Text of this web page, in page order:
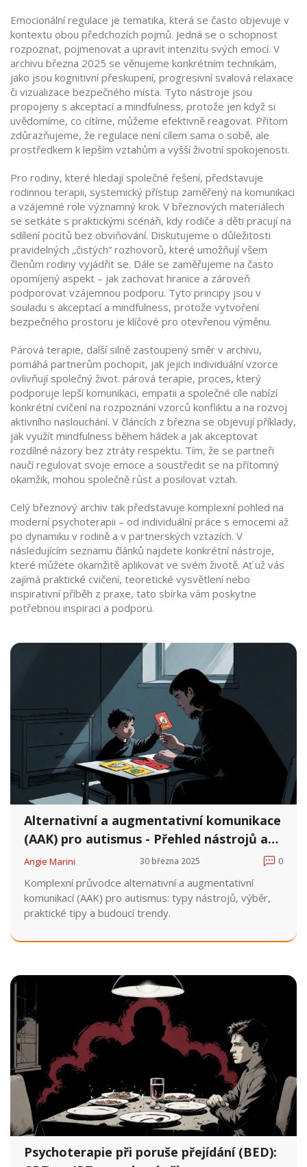
Emocionální regulace je tematika, která se často objevuje v
kontextu obou předchozích pojmů. Jedná se o schopnost
rozpoznat, pojmenovat a upravit intenzitu svých emocí. V
archivu března 2025 se věnujeme konkrétním technikám,
jako jsou kognitivní přeskupení, progresivní svalová relaxace
či vizualizace bezpečného místa. Tyto nástroje jsou
propojeny s akceptací a mindfulness, protože jen když si
uvědomíme, co cítíme, můžeme efektivně reagovat. Přitom
zdůrazňujeme, že regulace není cílem sama o sobě, ale
prostředkem k lepším vztahům a vyšší životní spokojenosti.
Pro rodiny, které hledají společné řešení, představuje
rodinnou terapii, systemický přístup zaměřený na komunikaci
a vzájemné role významný krok. V březnových materiálech
se setkáte s praktickými scénáři, kdy rodiče a děti pracují na
sdílení pocitů bez obviňování. Diskutujeme o důležitosti
pravidelných „čistých“ rozhovorů, které umožňují všem
členům rodiny vyjádřit se. Dále se zaměřujeme na často
opomíjený aspekt – jak zachovat hranice a zároveň
podporovat vzájemnou podporu. Tyto principy jsou v
souladu s akceptací a mindfulness, protože vytvoření
bezpečného prostoru je klíčové pro otevřenou výměnu.
Párová terapie, další silně zastoupený směr v archivu,
pomáhá partnerům pochopit, jak jejich individuální vzorce
ovlivňují společný život. párová terapie, proces, který
podporuje lepší komunikaci, empatii a společné cíle nabízí
konkrétní cvičení na rozpoznání vzorců konfliktu a na rozvoj
aktivního naslouchání. V článcích z března se objevují příklady,
jak využít mindfulness během hádek a jak akceptovat
rozdílné názory bez ztráty respektu. Tím, že se partneři
naučí regulovat svoje emoce a soustředit se na přítomný
okamžik, mohou společně růst a posilovat vztah.
Celý březnový archiv tak představuje komplexní pohled na
moderní psychoterapii – od individuální práce s emocemi až
po dynamiku v rodině a v partnerských vztazích. V
následujícím seznamu článků najdete konkrétní nástroje,
které můžete okamžitě aplikovat ve svém životě. Ať už vás
zajímá praktické cvičení, teoretické vysvětlení nebo
inspirativní příběh z praxe, tato sbírka vám poskytne
potřebnou inspiraci a podporu.
Alternativní a augmentativní komunikace
(AAK) pro autismus - Přehled nástrojů a
tipy
Angie Marini 30 března 2025 0
Komplexní průvodce alternativní a augmentativní
komunikací (AAK) pro autismus: typy nástrojů, výběr,
praktické tipy a budoucí trendy.
Psychoterapie při poruše přejídání (BED):